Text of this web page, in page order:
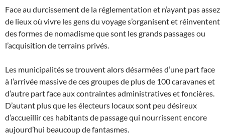
Face au durcissement de la réglementation et n’ayant pas assez
de lieux où vivre les gens du voyage s’organisent et réinventent
des formes de nomadisme que sont les grands passages ou
l’acquisition de terrains privés.
Les municipalités se trouvent alors désarmées d’une part face
à l’arrivée massive de ces groupes de plus de 100 caravanes et
d’autre part face aux contraintes administratives et foncières.
D’autant plus que les électeurs locaux sont peu désireux
d’accueillir ces habitants de passage qui nourrissent encore
aujourd’hui beaucoup de fantasmes.